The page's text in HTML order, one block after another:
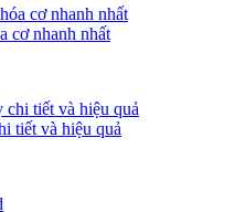
cơ nhanh nhất
tiết và hiệu quả